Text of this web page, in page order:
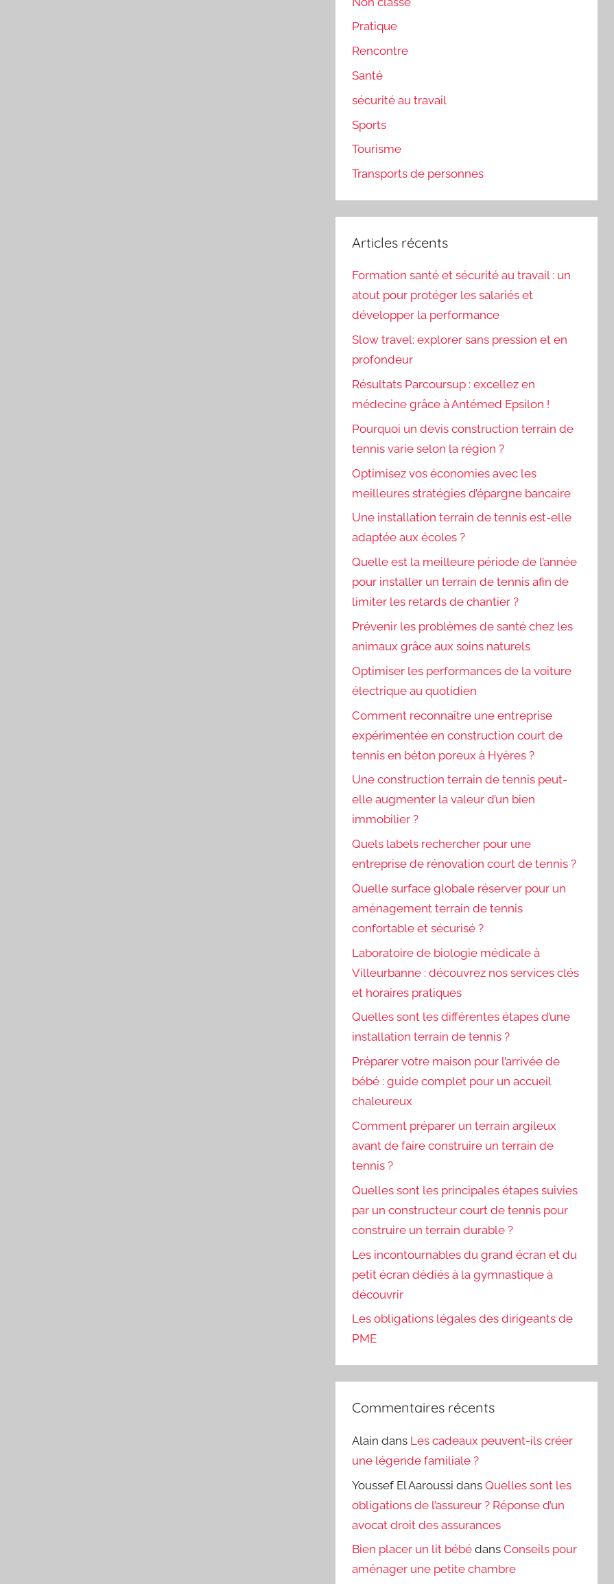
Pratique
Rencontre
Santé
sécurité au travail
Sports
Tourisme
Transports de personnes
Articles récents
Formation santé et sécurité au travail : un
atout pour protéger les salariés et
développer la performance
Slow travel: explorer sans pression et en
profondeur
Résultats Parcoursup : excellez en
médecine grâce à Antémed Epsilon !
Pourquoi un devis construction terrain de
tennis varie selon la région ?
Optimisez vos économies avec les
meilleures stratégies d’épargne bancaire
Une installation terrain de tennis est-elle
adaptée aux écoles ?
Quelle est la meilleure période de l’année
pour installer un terrain de tennis afin de
limiter les retards de chantier ?
Prévenir les problèmes de santé chez les
animaux grâce aux soins naturels
Optimiser les performances de la voiture
électrique au quotidien
Comment reconnaître une entreprise
expérimentée en construction court de
tennis en béton poreux à Hyères ?
Une construction terrain de tennis peut-
elle augmenter la valeur d’un bien
immobilier ?
Quels labels rechercher pour une
entreprise de rénovation court de tennis ?
Quelle surface globale réserver pour un
aménagement terrain de tennis
confortable et sécurisé ?
Laboratoire de biologie médicale à
Villeurbanne : découvrez nos services clés
et horaires pratiques
Quelles sont les différentes étapes d’une
installation terrain de tennis ?
Préparer votre maison pour l’arrivée de
bébé : guide complet pour un accueil
chaleureux
Comment préparer un terrain argileux
avant de faire construire un terrain de
tennis ?
Quelles sont les principales étapes suivies
par un constructeur court de tennis pour
construire un terrain durable ?
Les incontournables du grand écran et du
petit écran dédiés à la gymnastique à
découvrir
Les obligations légales des dirigeants de
PME
Commentaires récents
Alain dans Les cadeaux peuvent-ils créer
une légende familiale ?
Youssef El Aaroussi dansQuelles sont les
obligations de l’assureur ? Réponse d’un
avocat droit des assurances
Bien placer un lit bébé dansConseils pour
aménager une petite chambre